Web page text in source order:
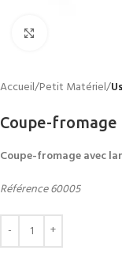
Accueil Petit Matériel
Coupe-fromage
Coupe-fromage avec
Référence 60005